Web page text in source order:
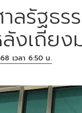
ลรัฐธร
งเถีย
เวลา 6:50 น.